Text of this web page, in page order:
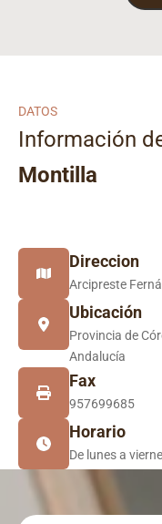
DATOS
Información
Montilla
Direccion
Arcipreste
Ubicación
Provincia de
Andalucía
Fax
957699685
Horario
De lunes a